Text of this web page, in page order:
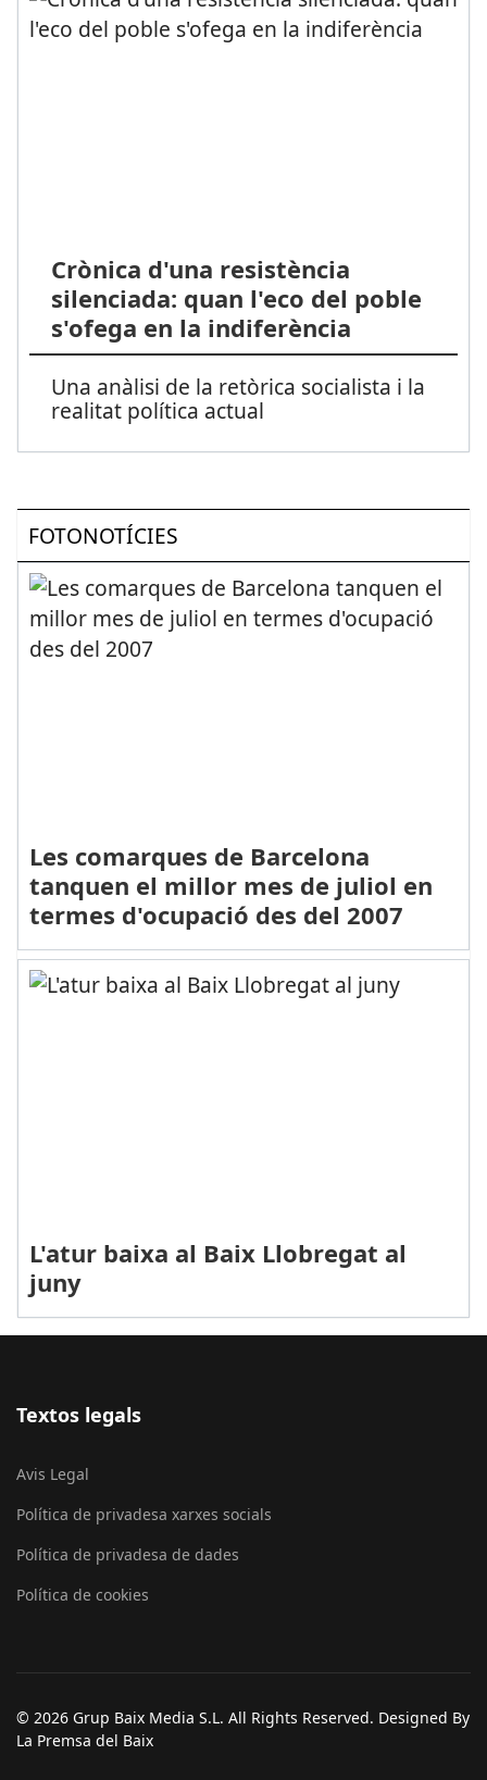
Crònica d'una resistència
silenciada: quan l'eco del poble
s'ofega en la indiferència
Una anàlisi de la retòrica socialista i la
realitat política actual
FOTONOTÍCIES
Les comarques de Barcelona
tanquen el millor mes de juliol en
termes d'ocupació des del 2007
L'atur baixa al Baix Llobregat al
juny
Textos legals
Avis Legal
Política de privadesa xarxes socials
Política de privadesa de dades
Política de cookies
© 2026 Grup Baix Media S.L. All Rights Reserved. Designed By
La Premsa del Baix